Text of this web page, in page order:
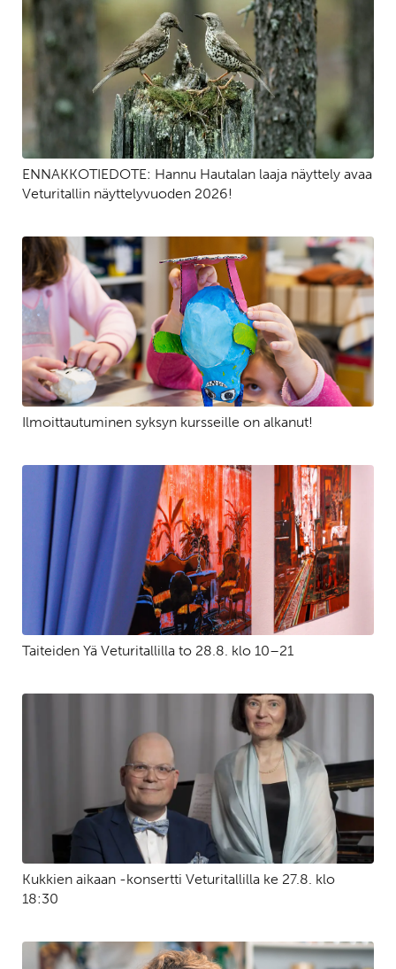
ENNAKKOTIEDOTE: Hannu Hautalan laaja näyttely avaa
Veturitallin näyttelyvuoden 2026!
Ilmoittautuminen syksyn kursseille on alkanut!
Taiteiden Yä Veturitallilla to 28.8. klo 10–21
Kukkien aikaan -konsertti Veturitallilla ke 27.8. klo
18:30